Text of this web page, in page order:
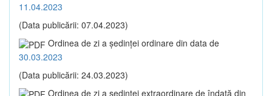
11.04.2023
(Data publicării: 07.04.2023)
Ordinea de zi a şedinţei ordinare din data de
30.03.2023
(Data publicării: 24.03.2023)
Ordinea de zi a şedinţei extraordinare de îndată din